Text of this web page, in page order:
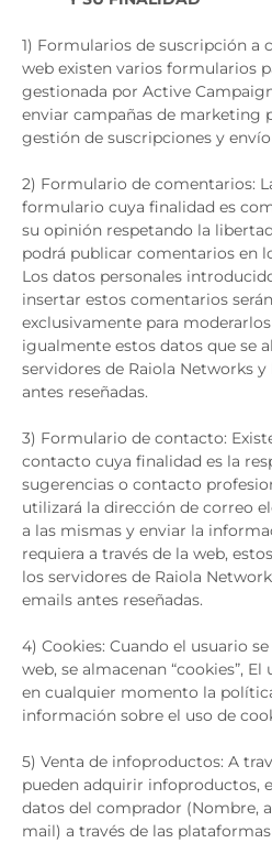
1) Formularios de suscripción a
web existen varios formularios
gestionada por Active
enviar campañas de marketing
gestión de suscripciones y
2) Formulario de comentarios:
formulario cuya finalidad es
su opinión respetando la
podrá publicar comentarios en
Los datos personales
insertar estos comentarios
exclusivamente para
igualmente estos datos que se
servidores de Raiola Networks
antes reseñadas.
3) Formulario de contacto:
contacto cuya finalidad es la
sugerencias o contacto
utilizará la dirección de correo
a las mismas y enviar la
requiera a través de la web,
los servidores de Raiola
emails antes reseñadas.
4) Cookies: Cuando el usuario
web, se almacenan “cookies”,
en cualquier momento la
información sobre el uso de
5) Venta de infoproductos: A
pueden adquirir infoproductos,
datos del comprador (Nombre,
mail) a través de las